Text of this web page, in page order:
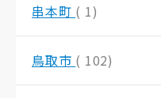
串本町 ( 1)
鳥取市 ( 102)